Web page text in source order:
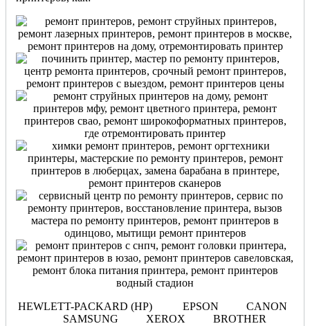
HEWLETT-PACKARD (HP) EPSON CANON
SAMSUNG XEROX BROTHER